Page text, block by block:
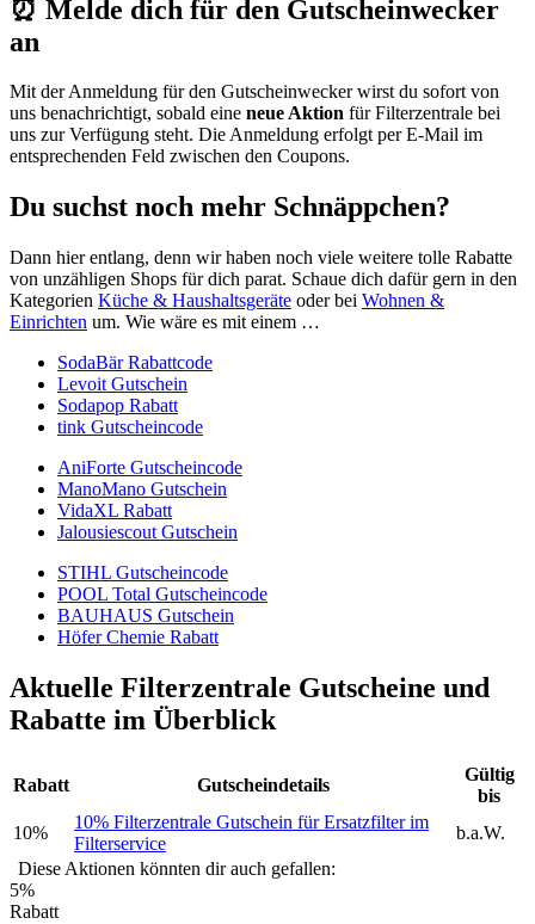
⏰ Melde dich für den Gutscheinwecker
an
Mit der Anmeldung für den Gutscheinweckerwirst du sofort von
uns benachrichtigt, sobald eine neue Aktion für Filterzentrale bei
uns zur Verfügung steht. Die Anmeldung erfolgt per E-Mail im
entsprechenden Feld zwischen den Coupons.
Du suchst noch mehr Schnäppchen?
Dann hier entlang, denn wir haben noch viele weitere tolle Rabatte
von unzähligen Shops für dich parat. Schaue dich dafür gern in den
Kategorien Küche & Haushaltsgeräte oder bei Wohnen &
Einrichten um. Wie wäre es mit einem …
SodaBär Rabattcode
Levoit Gutschein
Sodapop Rabatt
tink Gutscheincode
AniForte Gutscheincode
ManoMano Gutschein
VidaXL Rabatt
Jalousiescout Gutschein
STIHL Gutscheincode
POOL Total Gutscheincode
BAUHAUS Gutschein
Höfer Chemie Rabatt
Aktuelle Filterzentrale Gutscheine und
Rabatte im Überblick
Rabatt Gutscheindetails
Gültig
bis
10%
10% Filterzentrale Gutschein für Ersatzfilter im
Filterservice
b.a.W.
Diese Aktionen könnten dir auch gefallen:
5%
Rabatt